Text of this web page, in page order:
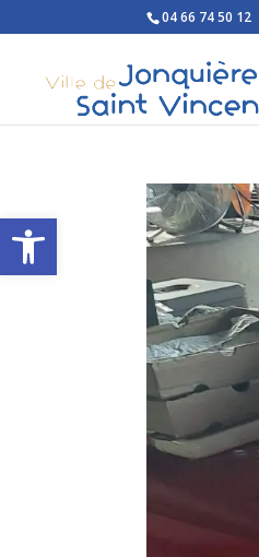
Ouvrir la barre d’outils
04 66 74 50 12